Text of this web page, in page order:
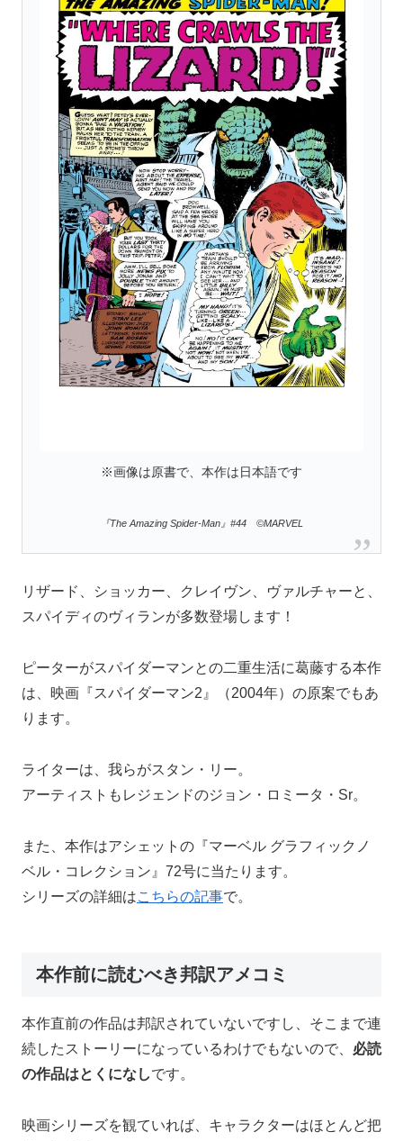
※画像は原書で、本作は日本語です
『The Amazing Spider-Man』#44 ©MARVEL
リザード、ショッカー、クレイヴン、ヴァルチャーと、
スパイディのヴィランが多数登場します！
ピーターがスパイダーマンとの二重生活に葛藤する本作
は、映画『スパイダーマン2』（2004年）の原案でもあ
ります。
ライターは、我らがスタン・リー。
アーティストもレジェンドのジョン・ロミータ・Sr。
また、本作はアシェットの『マーベル グラフィックノ
ベル・コレクション』72号に当たります。
シリーズの詳細はこちらの記事で。
本作前に読むべき邦訳アメコミ
本作直前の作品は邦訳されていないですし、そこまで連
続したストーリーになっているわけでもないので、 必読
の作品はとくになしです。
映画シリーズを観ていれば、キャラクターはほとんど把